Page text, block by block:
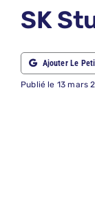
SK
Ajouter Le
Publié le 13 mars